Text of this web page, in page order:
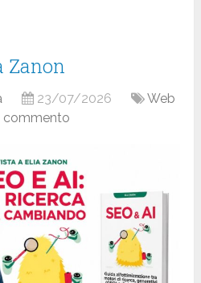
Zanon
23/07/2026
Web
commento